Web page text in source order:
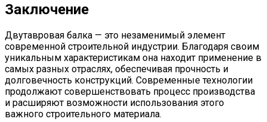
Заключение
Двутавровая балка — это незаменимый элемент
современной строительной индустрии. Благодаря своим
уникальным характеристикам она находит применение в
самых разных отраслях, обеспечивая прочность и
долговечность конструкций. Современные технологии
продолжают совершенствовать процесс производства
и расширяют возможности использования этого
важного строительного материала.